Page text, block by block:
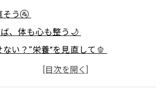
そう🚰
、体も心も整う🌙
い？“栄養”を見直して🫑
イッチ”💪🔥
セット術”🧼🌀